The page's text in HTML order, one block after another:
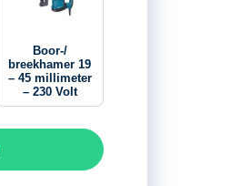
Boor-/
breekhamer 19
– 45 millimeter
– 230 Volt